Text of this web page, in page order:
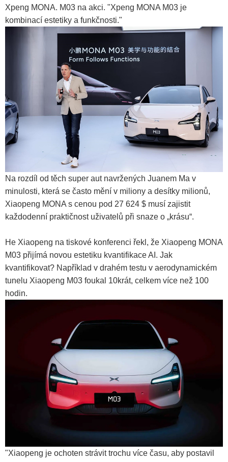
Xpeng MONA. M03 na akci. "Xpeng MONA M03 je
kombinací estetiky a funkčnosti."
Na rozdíl od těch super aut navržených Juanem Ma v
minulosti, která se často mění v miliony a desítky milionů,
Xiaopeng MONA s cenou pod 27 624 $ musí zajistit
každodenní praktičnost uživatelů při snaze o „krásu“.
He Xiaopeng na tiskové konferenci řekl, že Xiaopeng MONA
M03 přijímá novou estetiku kvantifikace AI. Jak
kvantifikovat? Například v drahém testu v aerodynamickém
tunelu Xiaopeng M03 foukal 10krát, celkem více než 100
hodin.
"Xiaopeng je ochoten strávit trochu více času, aby postavil